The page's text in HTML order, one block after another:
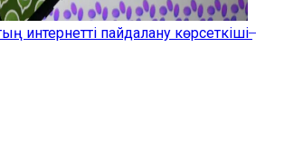
интернетті пайдалану көрсеткіші